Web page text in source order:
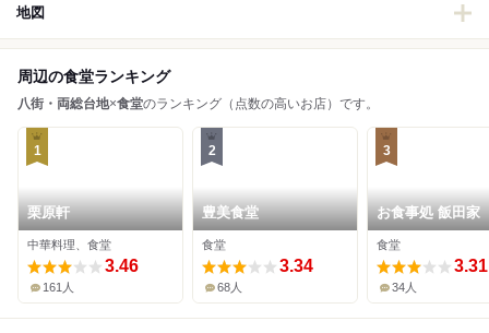
地図
周辺の食堂ランキング
八街・両総台地×食堂のランキング（点数の高いお店）です。
1
栗原軒
中華料理、食堂
3.46
161人
2
豊美食堂
食堂
3.34
68人
3
お食事処 飯田家
食堂
3.31
34人